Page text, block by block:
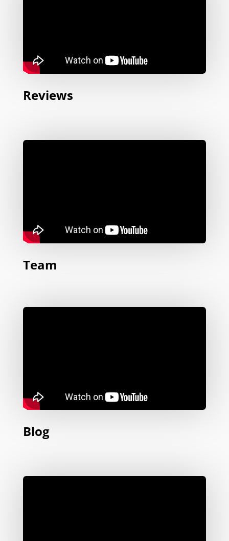
Reviews
Team
Blog